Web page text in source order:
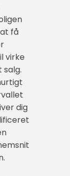
få
virke
salg.
dig